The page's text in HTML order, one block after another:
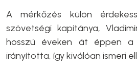
A mérkőzés külön
szövetségi kapitánya,
hosszú éveken át éppen a
irányította, így kiválóan ismeri